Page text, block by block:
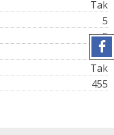
Tak
5
5
Tak
Tak
455